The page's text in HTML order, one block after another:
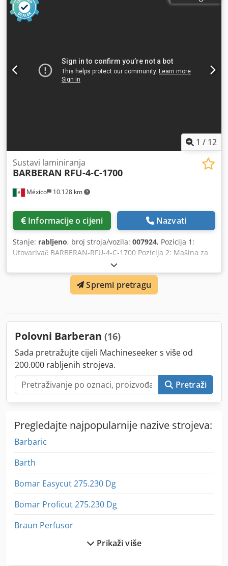
BARBERAN-ECO-1700-H-SI
1 / 12
México 10.128 km
Sustavi laminiranja
BARBERAN RFU-4-C-1700
Informacije o cijeni Nazvati
Stanje: rabljeno, broj stroja/vozila: 007924, Pozicija 1:
Utovarivač BARBERAN-RFU-4-C-1700 Pozicija 2: Mašina za
četkanje BARBERAN-RFU-4-C-1700 Pozicija 3: Kalendar
BARBERAN-RFU-4-C-1700 Dodpfxswu Agce Anmeck Pozicija
4: Stroj za nanošenje platna BARBERAN-RFU-4-C-1700
Pozicija 5: Kontinuirana preša BARBERAN-RFU-4-C-1700
Spremi pretragu
Polovni Barberan (16)
Sada pretražujte cijeli Machineseeker s više od
200.000 rabljenih strojeva.
Pretraži
Pregledajte najpopularnije nazive strojeva:
Barbaric
Barth
Bomar Easycut 275.230 Dg
Bomar Proficut 275.230 Dg
Braun Perfusor
Prikaži više